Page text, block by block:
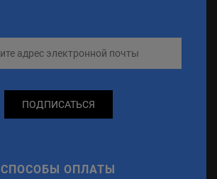
ПОДПИСАТЬСЯ
СПОСОБЫ ОПЛАТЫ